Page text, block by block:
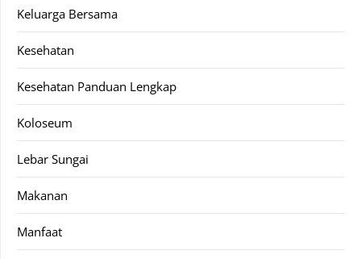
Keluarga Bersama
Kesehatan
Kesehatan Panduan Lengkap
Koloseum
Lebar Sungai
Makanan
Manfaat